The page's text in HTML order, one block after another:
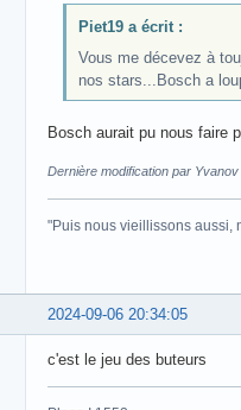
Piet19 a écrit :
Vous me décevez à
nos stars...Bosch a
Bosch aurait pu nous faire
Dernière modification par
"Puis nous vieillissons aussi,
2024-09-06 20:34:05
c'est le jeu des buteurs